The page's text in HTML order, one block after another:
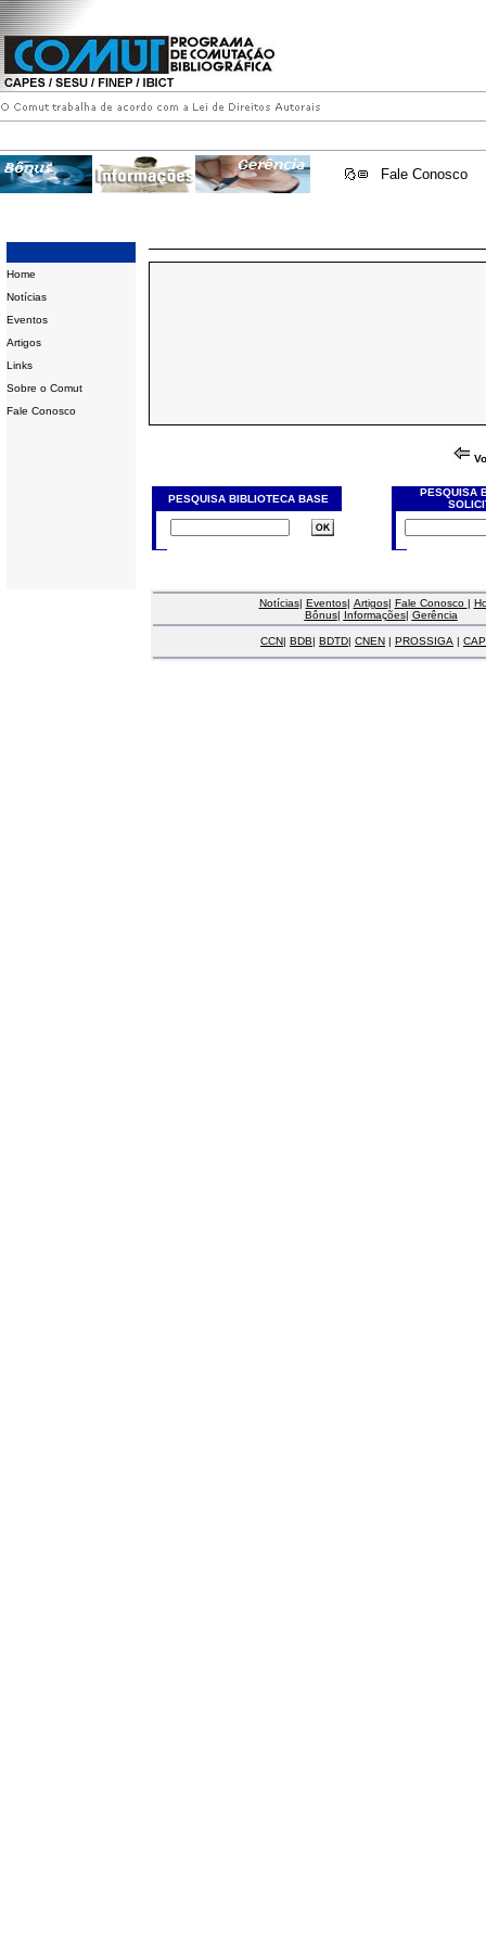
Fale Conosco
Home
Notícias
Eventos
Artigos
Links
Sobre o Comut
Fale Conosco
PESQUISA BIBLIOTECA BASE
PESQUISA
Notícias| Eventos| Artigos| Fale Conosco |
Bônus| Informações| Gerência
CCN| BDB| BDTD| CNEN | PROSSIGA |